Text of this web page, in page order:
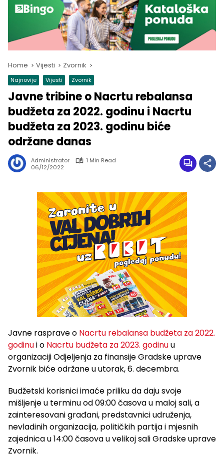
Home Vijesti Zvornik
Najnovije Vijesti Zvornik
Javne tribine o Nacrtu rebalansa
budžeta za 2022. godinu i Nacrtu
budžeta za 2023. godinu biće
održane danas
Administrator
1 Min Read
06/12/2022
Javne rasprave o Nacrtu rebalansa budžeta za 2022.
godinui o Nacrtu budžeta za 2023. godinuu
organizaciji Odjeljenja za finansije Gradske uprave
Zvornik biće održane u utorak, 6. decembra.
Budžetski korisnici imaće priliku da daju svoje
mišljenje u terminu od 09:00 časova u maloj sali, a
zainteresovani građani, predstavnici udruženja,
nevladinih organizacija, političkih partija i mjesnih
zajednica u 14:00 časova u velikoj sali Gradske uprave
Zvornik.